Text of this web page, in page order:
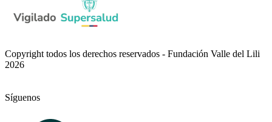
Copyright todos los derechos reservados - Fundación Valle del Lili
2026
Síguenos